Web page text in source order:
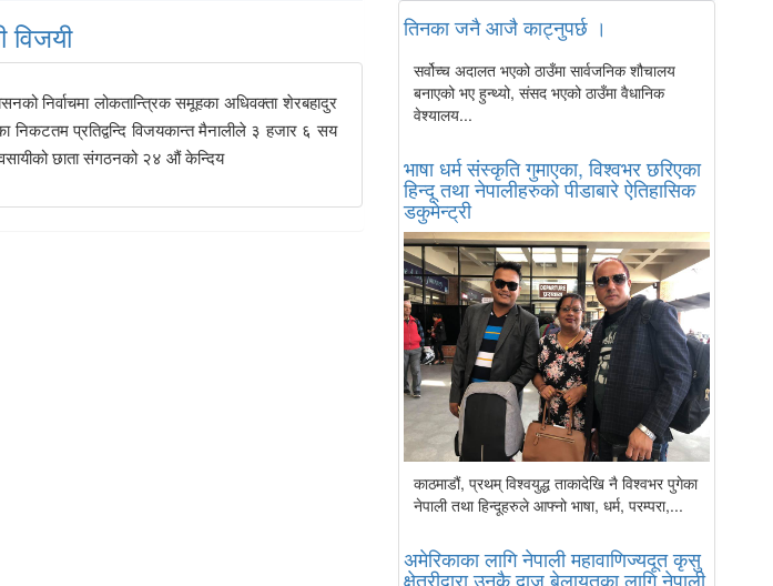
विजयी
निर्वाचमा लोकतान्त्रिक समूहका अधिवक्ता शेरबहादुर
प्रतिद्वन्दि विजयकान्त मैनालीले ३ हजार ६ सय
छाता संगठनको २४ औं केन्दिय
तिनका जनै आजै काट्नुपर्छ ।
सर्वोच्च अदालत भएको ठाउँमा सार्वजनिक शौचालय
बनाएको भए हुन्थ्यो, संसद भएको ठाउँमा वैधानिक
वेश्यालय...
भाषा धर्म संस्कृति गुमाएका, विश्वभर छरिएका
हिन्दू तथा नेपालीहरुको पीडाबारे ऐतिहासिक
डकुमेन्ट्री
काठमाडौं, प्रथम् विश्वयुद्ध ताकादेखि नै विश्वभर पुगेका
नेपाली तथा हिन्दूहरुले आफ्नो भाषा, धर्म, परम्परा,...
अमेरिकाका लागि नेपाली महावाणिज्यदूत कृसु
क्षेत्रीद्वारा उनकै दाजु बेलायतका लागि नेपाली